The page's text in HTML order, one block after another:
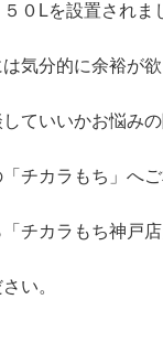
０Lを設置されま
気分的に余裕が欲
ていいかお悩み
チカラもち」へご
チカラもち神戸
い。